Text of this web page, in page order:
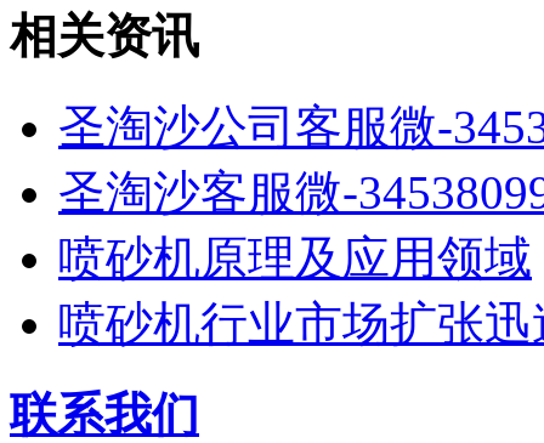
相关资讯
圣淘沙公司客服微-
圣淘沙客服微-
喷砂机原理及应用领域
喷砂机行业市场扩张迅
联系我们